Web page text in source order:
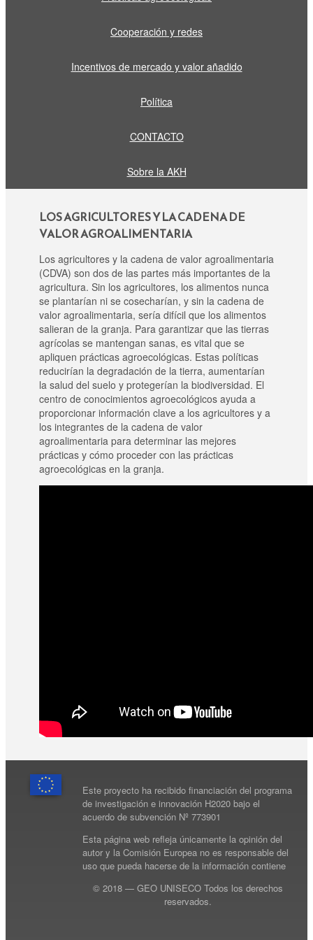
Cooperación y redes
Incentivos de mercado y valor añadido
Política
CONTACTO
Sobre la AKH
LOS AGRICULTORES Y LA CADENA DE
VALOR AGROALIMENTARIA
Los agricultores y la cadena de valor agroalimentaria
(CDVA) son dos de las partes más importantes de la
agricultura. Sin los agricultores, los alimentos nunca
se plantarían ni se cosecharían, y sin la cadena de
valor agroalimentaria, sería difícil que los alimentos
salieran de la granja. Para garantizar que las tierras
agrícolas se mantengan sanas, es vital que se
apliquen prácticas agroecológicas. Estas políticas
reducirían la degradación de la tierra, aumentarían
la salud del suelo y protegerían la biodiversidad. El
centro de conocimientos agroecológicos ayuda a
proporcionar información clave a los agricultores y a
los integrantes de la cadena de valor
agroalimentaria para determinar las mejores
prácticas y cómo proceder con las prácticas
agroecológicas en la granja.
Este proyecto ha recibido financiación del programa
de investigación e innovación H2020 bajo el
acuerdo de subvención Nº 773901
Esta página web refleja únicamente la opinión del
autor y la Comisión Europea no es responsable del
uso que pueda hacerse de la información contiene
© 2018 — GEO UNISECO Todos los derechos
reservados.